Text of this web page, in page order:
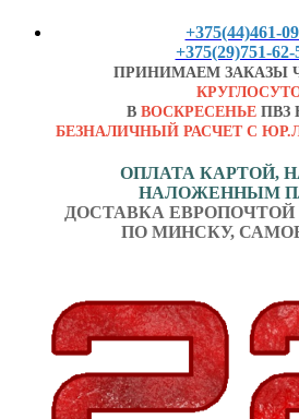
+375(44)461-
+375(29)751-62-
ПРИНИМАЕМ ЗАКАЗЫ
В ВОСКРЕСЕНЬЕ ПВЗ
БЕЗНАЛИЧНЫЙ РАСЧЕТ С
ОПЛАТА КАРТОЙ,
НАЛОЖЕННЫМ
ДОСТАВКА ЕВРОПОЧТОЙ
ПО МИНСКУ,